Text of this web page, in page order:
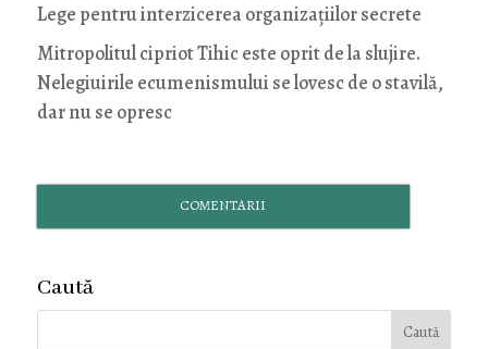
Lege pentru interzicerea organizaţiilor secrete
Mitropolitul cipriot Tihic este oprit de la slujire.
Nelegiuirile ecumenismului se lovesc de o stavilă,
dar nu se opresc
COMENTARII
Caută